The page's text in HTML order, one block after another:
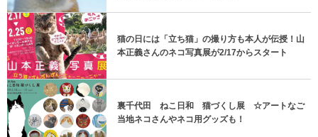
猫の日には「立ち猫」の撮り方も本人が伝授！山
本正義さんのネコ写真展が2/17からスタート
裏千代田 ねこ日和 猫づくし展 ☆アートなご
当地ネコさんやネコ用グッズも！